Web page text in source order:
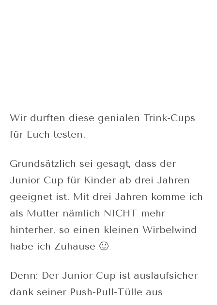
Wir durften diese genialen Trink-Cups
für Euch testen.
Grundsätzlich sei gesagt, dass der
Junior Cup für Kinder ab drei Jahren
geeignet ist. Mit drei Jahren komme ich
als Mutter nämlich NICHT mehr
hinterher, so einen kleinen Wirbelwind
habe ich Zuhause 🙂
Denn: Der Junior Cup ist auslaufsicher
dank seiner Push-Pull-Tülle aus